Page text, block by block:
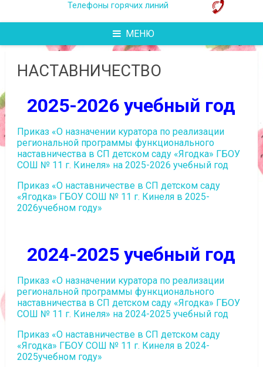
Телефоны горячих линий
МЕНЮ
НАСТАВНИЧЕСТВО
2025-2026 учебный год
Приказ «О назначении куратора по реализации
региональной программы функционального
наставничества в СП детском саду «Ягодка» ГБОУ
СОШ № 11 г. Кинеля» на 2025-2026 учебный год
Приказ «О наставничестве в СП детском саду
«Ягодка» ГБОУ СОШ № 11 г. Кинеля в 2025-
2026учебном году»
2024-2025 учебный год
Приказ «О назначении куратора по реализации
региональной программы функционального
наставничества в СП детском саду «Ягодка» ГБОУ
СОШ № 11 г. Кинеля» на 2024-2025 учебный год
Приказ «О наставничестве в СП детском саду
«Ягодка» ГБОУ СОШ № 11 г. Кинеля в 2024-
2025учебном году»